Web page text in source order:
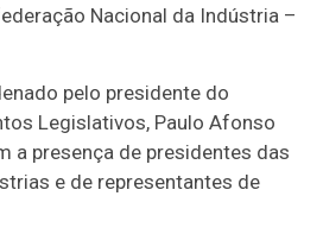
Nacional da Indústria –
pelo presidente do
Legislativos, Paulo Afonso
a presença de presidentes das
e de representantes de